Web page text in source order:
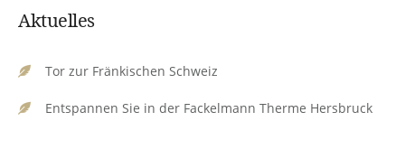
Aktuelles
Tor zur Fränkischen Schweiz
Entspannen Sie in der Fackelmann Therme Hersbruck